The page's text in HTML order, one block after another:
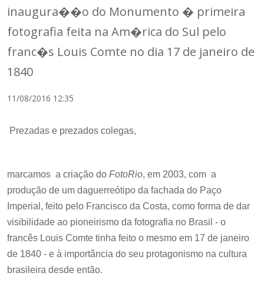
inaugura��o do Monumento � primeira
fotografia feita na Am�rica do Sul pelo
franc�s Louis Comte no dia 17 de janeiro de
1840
11/08/2016 12:35
Prezadas e prezados colegas,
marcamos a criação do FotoRio, em 2003, com a
produção de um daguerreótipo da fachada do Paço
Imperial, feito pelo Francisco da Costa, como forma de dar
visibilidade ao pioneirismo da fotografia no Brasil - o
francês Louis Comte tinha feito o mesmo em 17 de janeiro
de 1840 - e à importância do seu protagonismo na cultura
brasileira desde então.